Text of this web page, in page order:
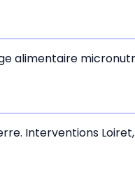
alimentaire
Interventions